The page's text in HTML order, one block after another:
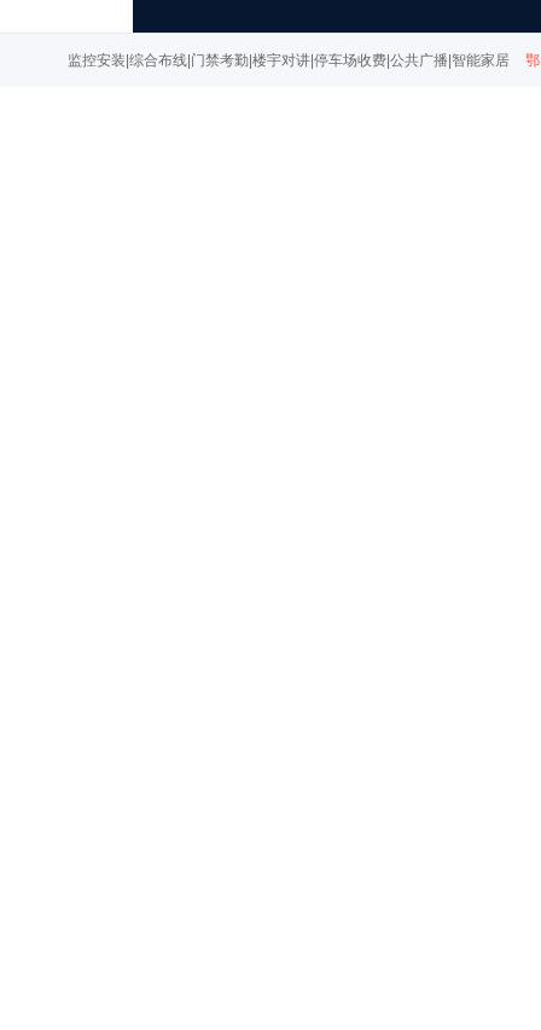
监控安装|综合布线|门禁考勤|楼宇对讲|停车场收费|公共广播|智能家居